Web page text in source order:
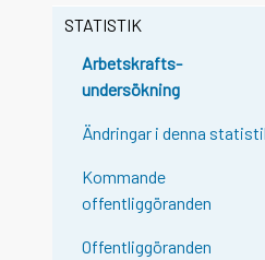
STATISTIK
Arbetskrafts-
undersökning
Ändringar i denna
Kommande
offentliggöranden
Offentliggöranden